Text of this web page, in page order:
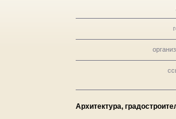
Архитектура,